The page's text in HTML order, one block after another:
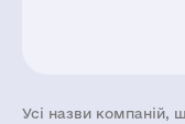
Усі назви компаній,